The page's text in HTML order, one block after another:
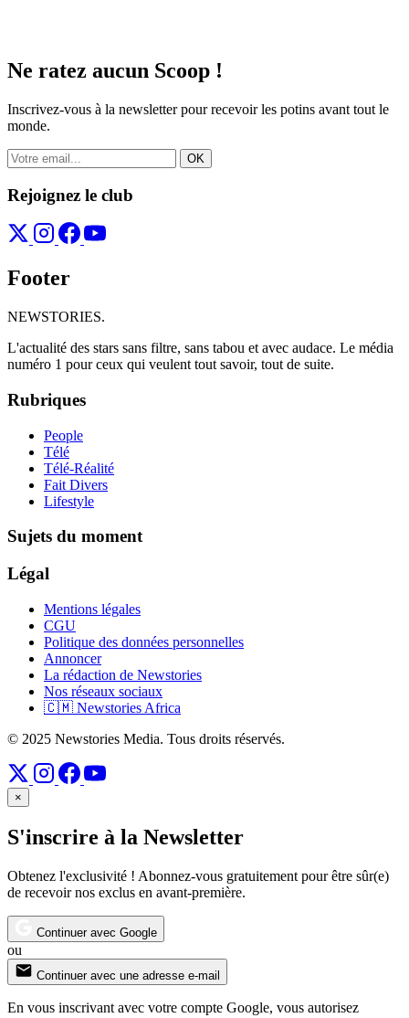
Ne ratez aucun Scoop !
Inscrivez-vous à la newsletter pour recevoir les potins avant tout le
monde.
OK
Rejoignez le club
Footer
NEWSTORIES.
L'actualité des stars sans filtre, sans tabou et avec audace. Le média
numéro 1 pour ceux qui veulent tout savoir, tout de suite.
Rubriques
People
Télé
Télé-Réalité
Fait Divers
Lifestyle
Sujets du moment
Légal
Mentions légales
CGU
Politique des données personnelles
Annoncer
La rédaction de Newstories
Nos réseaux sociaux
🇨🇲 Newstories Africa
© 2025 Newstories Media. Tous droits réservés.
×
S'inscrire à la Newsletter
Obtenez l'exclusivité ! Abonnez-vous gratuitement pour être sûr(e)
de recevoir nos exclus en avant-première.
Continuer avec Google
ou
Continuer avec une adresse e-mail
En vous inscrivant avec votre compte Google, vous autorisez